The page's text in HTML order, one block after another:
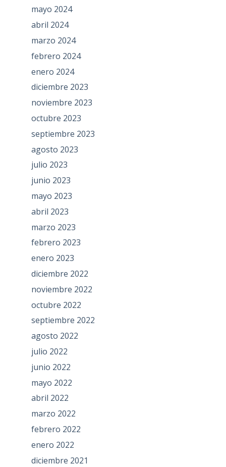
mayo 2024
abril 2024
marzo 2024
febrero 2024
enero 2024
diciembre 2023
noviembre 2023
octubre 2023
septiembre 2023
agosto 2023
julio 2023
junio 2023
mayo 2023
abril 2023
marzo 2023
febrero 2023
enero 2023
diciembre 2022
noviembre 2022
octubre 2022
septiembre 2022
agosto 2022
julio 2022
junio 2022
mayo 2022
abril 2022
marzo 2022
febrero 2022
enero 2022
diciembre 2021